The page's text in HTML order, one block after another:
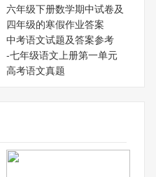
六年级下册数学期中试卷及
四年级的寒假作业答案
中考语文试题及答案参考
-七年级语文上册第一单元
高考语文真题